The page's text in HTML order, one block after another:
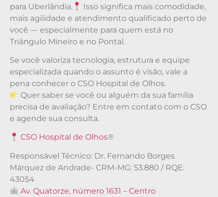
para Uberlândia.
Isso significa mais comodidade,
mais agilidade e atendimento qualificado perto de
você — especialmente para quem está no
Triângulo Mineiro e no Pontal.
Se você valoriza tecnologia, estrutura e equipe
especializada quando o assunto é visão, vale a
pena conhecer o CSO Hospital de Olhos.
Quer saber se você ou alguém da sua família
precisa de avaliação? Entre em contato com o CSO
e agende sua consulta.
CSO Hospital de Olhos®
Responsável Técnico: Dr. Fernando Borges
Márquez de Andrade- CRM-MG: 53.880 / RQE:
43054
Av. Quatorze, número 1631 – Centro